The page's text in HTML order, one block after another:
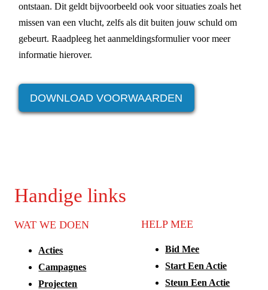
ontstaan. Dit geldt bijvoorbeeld ook voor situaties zoals het
missen van een vlucht, zelfs als dit buiten jouw schuld om
gebeurt. Raadpleeg het aanmeldingsformulier voor meer
informatie hierover.
DOWNLOAD VOORWAARDEN
Handige links
WAT WE DOEN
Acties
Campagnes
Projecten
HELP MEE
Bid Mee
Start Een Actie
Steun Een Actie